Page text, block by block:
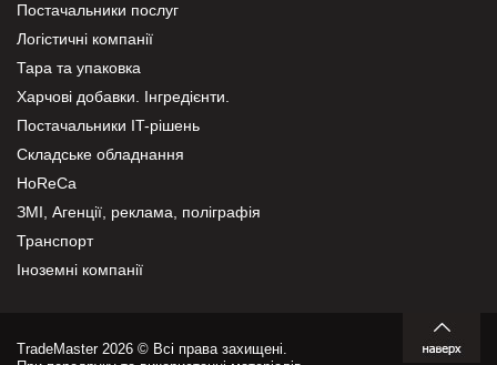
Постачальники послуг
Логістичні компанії
Тара та упаковка
Харчові добавки. Інгредієнти.
Постачальники IT-рішень
Складське обладнання
HoReCa
ЗМІ, Агенції, реклама, поліграфія
Транспорт
Іноземні компанії
TradeMaster 2026 © Всі права захищені.